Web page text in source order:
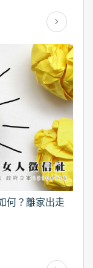
何？離家出走